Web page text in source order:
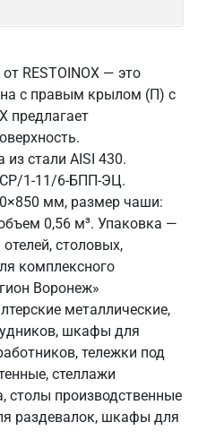
RESTOINOX — это
с правым крылом (П) с
предлагает
стали AISI 430.
1-11/6-БПП-ЭЦ.
мм, размер чаши:
0,56 м³. Упаковка —
столовых,
комплексного
Воронеж»
металлические,
шкафы для
тележки под
стеллажи
столы производственные
раздевалок, шкафы для